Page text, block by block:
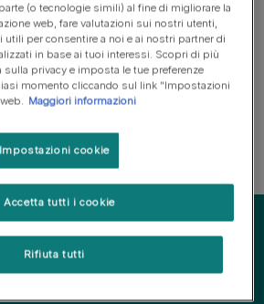
dovute ai parassiti nel gatto
nel gatto
cutanee del gatto
(o tecnologie simili) al fine di migliorare la
web, fare valutazioni sui nostri utenti,
utili per consentire a noi e ai nostri partner di
in base ai tuoi interessi. Scopri di più
privacy e imposta le tue preferenze
momento cliccando sul link "Impostazioni
Maggiori informazioni
Impostazioni cookie
Rifiuta tutti
Accetta tutti i cookie